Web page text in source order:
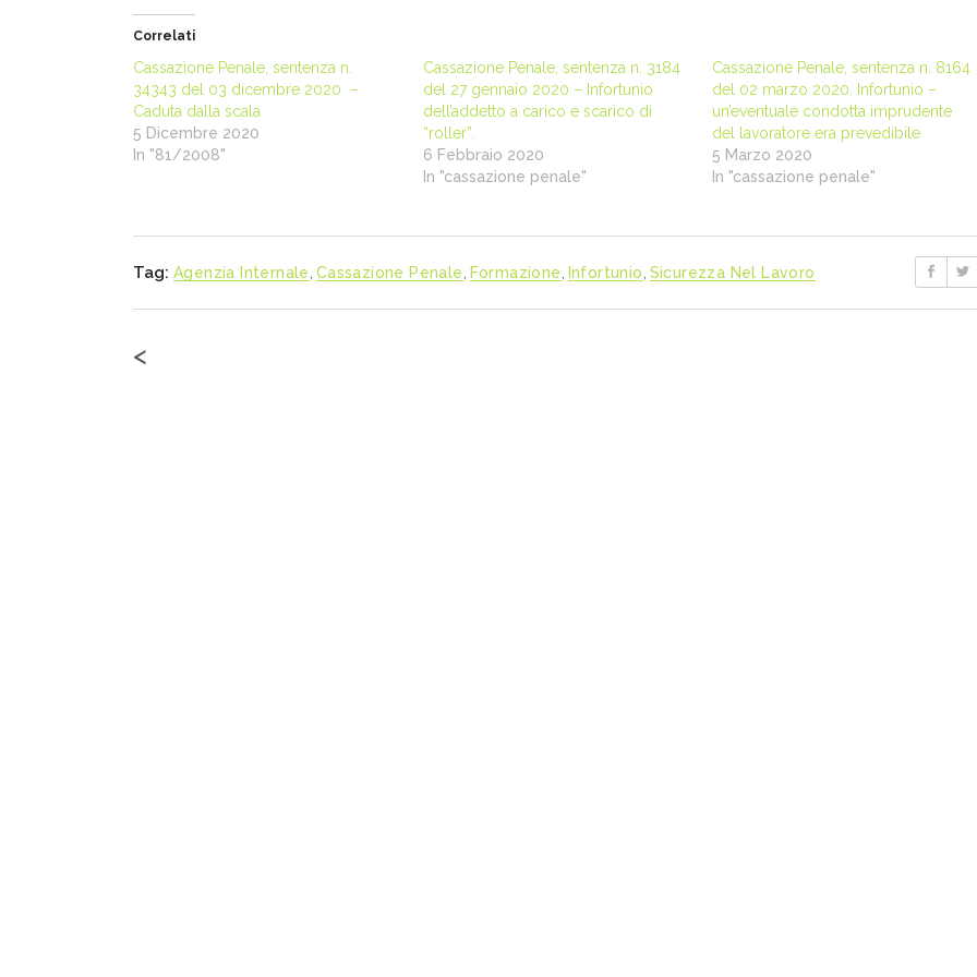
Correlati
Cassazione Penale, sentenza n.
34343 del 03 dicembre 2020 –
Caduta dalla scala
5 Dicembre 2020
In "81/2008"
Cassazione Penale, sentenza n. 3184
del 27 gennaio 2020 – Infortunio
dell’addetto a carico e scarico di
“roller”.
6 Febbraio 2020
In "cassazione penale"
Cassazione Penale, sentenza n. 8164
del 02 marzo 2020. Infortunio –
un’eventuale condotta imprudente
del lavoratore era prevedibile
5 Marzo 2020
In "cassazione penale"
Tag: Agenzia Internale, Cassazione Penale, Formazione, Infortunio, Sicurezza Nel Lavoro
<